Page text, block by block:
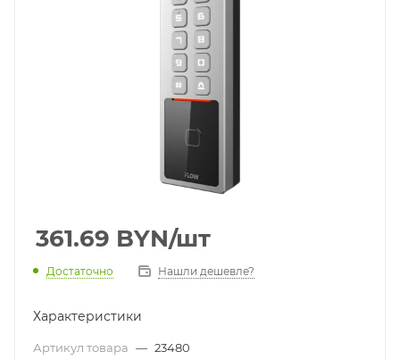
361.69 BYN/шт
Достаточно Нашли дешевле?
Характеристики
Артикул товара — 23480